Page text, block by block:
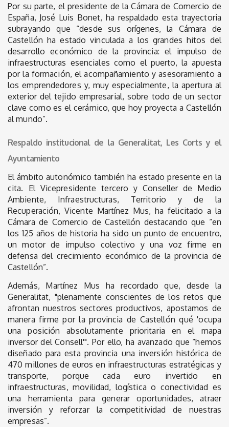
Por su parte, el presidente de la Cámara de Comercio de
España, José Luis Bonet, ha respaldado esta trayectoria
subrayando que “desde sus orígenes, la Cámara de
Castellón ha estado vinculada a los grandes hitos del
desarrollo económico de la provincia: el impulso de
infraestructuras esenciales como el puerto, la apuesta
por la formación, el acompañamiento y asesoramiento a
los emprendedores y, muy especialmente, la apertura al
exterior del tejido empresarial, sobre todo de un sector
clave como es el cerámico, que hoy proyecta a Castellón
al mundo”.
Respaldo institucional de la Generalitat, Les Corts y el
Ayuntamiento
El ámbito autonómico también ha estado presente en la
cita. El Vicepresidente tercero y Conseller de Medio
Ambiente, Infraestructuras, Territorio y de la
Recuperación, Vicente Martínez Mus, ha felicitado a la
Cámara de Comercio de Castellón destacando que “en
los 125 años de historia ha sido un punto de encuentro,
un motor de impulso colectivo y una voz firme en
defensa del crecimiento económico de la provincia de
Castellón”.
Además, Martínez Mus ha recordado que, desde la
Generalitat, "plenamente conscientes de los retos que
afrontan nuestros sectores productivos, apostamos de
manera firme por la provincia de Castellón qué 'ocupa
una posición absolutamente prioritaria en el mapa
inversor del Consell'". Por ello, ha avanzado que “hemos
diseñado para esta provincia una inversión histórica de
470 millones de euros en infraestructuras estratégicas y
transporte, porque cada euro invertido en
infraestructuras, movilidad, logística o conectividad es
una herramienta para generar oportunidades, atraer
inversión y reforzar la competitividad de nuestras
empresas”.